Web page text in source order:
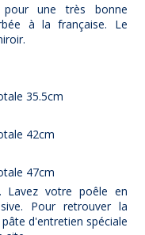
une très bonne
à la française. Le
35.5cm
42cm
47cm
Lavez votre poêle en
Pour retrouver la
d'entretien spéciale